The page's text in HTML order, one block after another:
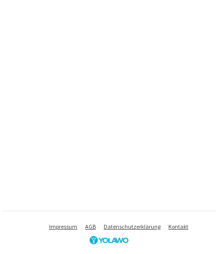
Impressum AGB Datenschutzerklärung Kontakt